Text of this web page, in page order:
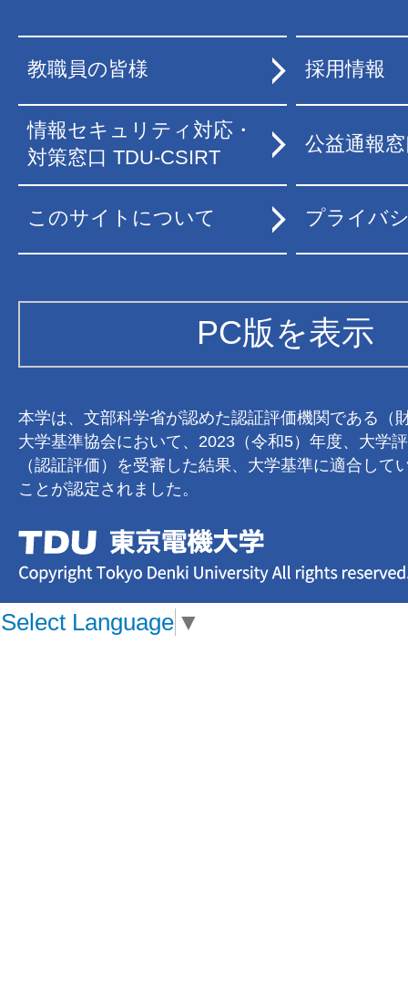
教職員の皆様 採用情報
情報セキュリティ対応・
対策窓口 TDU-CSIRT
公益通報
このサイトについて プライバ
PC版を表示
本学は、文部科学省が認めた認証評価機関である（
大学基準協会において、2023（令和5）年度、大学
（認証評価）を受審した結果、大学基準に適合して
ことが認定されました。
Select Language ▼